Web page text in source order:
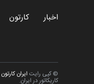
اخبار کارتون
© کپی رایت ایران کارتون
کاریکاتور در ایران.